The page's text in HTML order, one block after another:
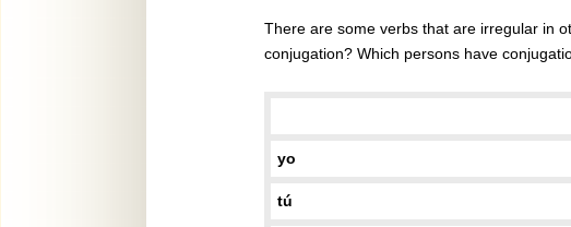
There are some verbs that are irregular in
conjugation? Which persons have
yo
tú